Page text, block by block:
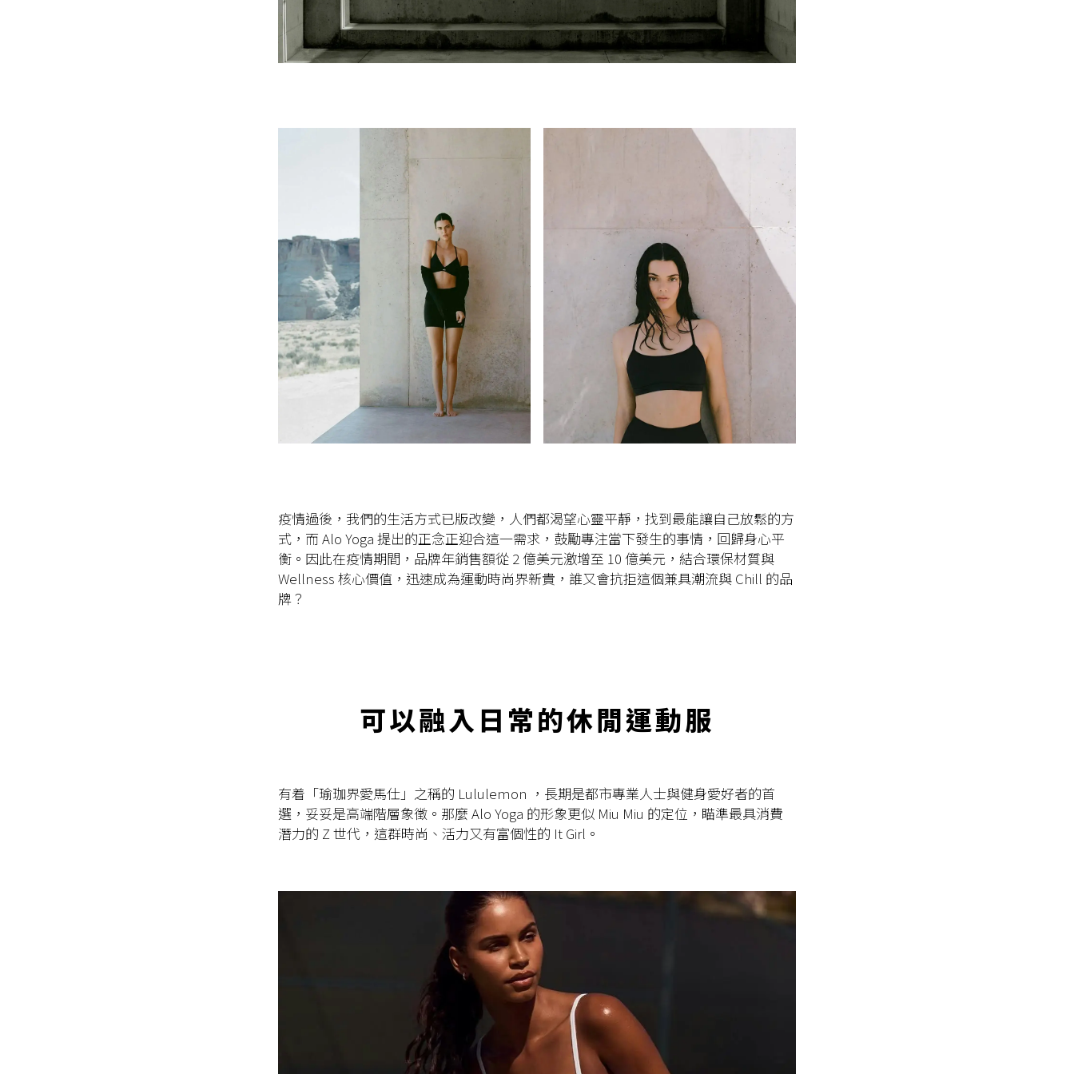
疫情過後，我們的生活方式已版改變，人們都渴望心靈平靜，找到最能讓自己放鬆的方
式，而 Alo Yoga 提出的正念正迎合這一需求，鼓勵專注當下發生的事情，回歸身心平
衡。因此在疫情期間，品牌年銷售額從 2 億美元激增至 10 億美元，結合環保材質與
Wellness 核心價值，迅速成為運動時尚界新貴，誰又會抗拒這個兼具潮流與 Chill 的品
牌？
可以融入日常的休閒運動服
有着「瑜珈界愛馬仕」之稱的 Lululemon ，長期是都市專業人士與健身愛好者的首
選，妥妥是高端階層象徵。那麼 Alo Yoga 的形象更似 Miu Miu 的定位，瞄準最具消費
潛力的 Z 世代，這群時尚、活力又有富個性的 It Girl。